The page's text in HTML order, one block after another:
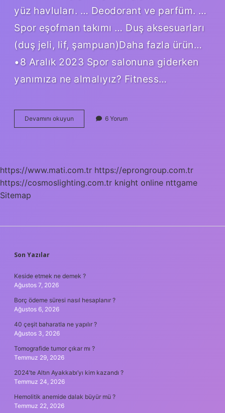
yüz havluları. … Deodorant ve parfüm. …
Spor eşofman takımı … Duş aksesuarları
(duş jeli, lif, şampuan)Daha fazla ürün…
•8 Aralık 2023 Spor salonuna giderken
yanımıza ne almalıyız? Fitness…
Devamını okuyun
Salonuna
6 Yorum
https://www.mati.com.tr https://eprongroup.com.tr
https://cosmoslighting.com.tr knight online nttgame
Sitemap
SIDEBAR
Son Yazılar
Keside etmek ne demek ?
Ağustos 7, 2026
Borç ödeme süresi nasıl hesaplanır ?
Ağustos 6, 2026
40 çeşit baharatla ne yapılır ?
Ağustos 3, 2026
Tomografide tumor çıkar mı ?
Temmuz 29, 2026
2024’te Altın Ayakkabı’yı kim kazandı ?
Temmuz 24, 2026
Hemolitik anemide dalak büyür mü ?
Temmuz 22, 2026